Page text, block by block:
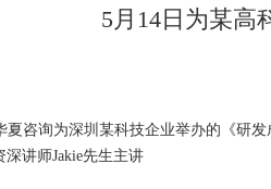
5月14日为某高
夏咨询为深圳某科技企业举办的《研
讲师Jakie先生主讲